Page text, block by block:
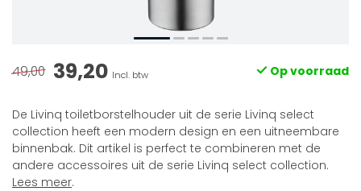
49,00 39,20 Incl. btw Op voorraad
De Livinq toiletborstelhouder uit de serie Livinq select
collection heeft een modern design en een uitneembare
binnenbak. Dit artikel is perfect te combineren met de
andere accessoires uit de serie Livinq select collection.
Lees meer.